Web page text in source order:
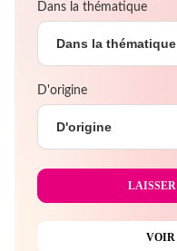
Dans la thématique
Dans la thématique
D'origine
D'origine